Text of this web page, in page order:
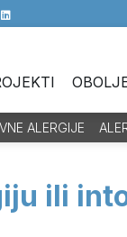
ALERGIJE
ili